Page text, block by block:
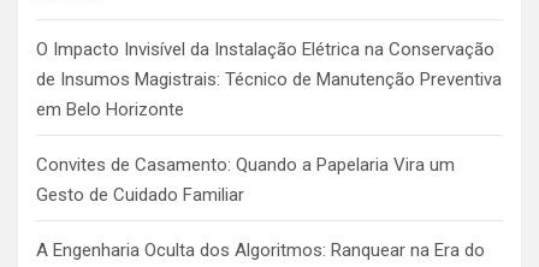
O Impacto Invisível da Instalação Elétrica na Conservação
de Insumos Magistrais: Técnico de Manutenção Preventiva
em Belo Horizonte
Convites de Casamento: Quando a Papelaria Vira um
Gesto de Cuidado Familiar
A Engenharia Oculta dos Algoritmos: Ranquear na Era do